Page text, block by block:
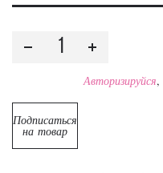
Авторизируйся,
Подписаться
на товар